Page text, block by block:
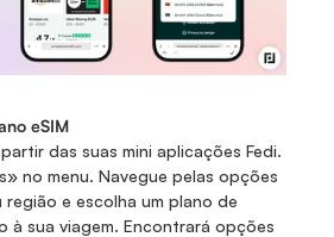
eSIM
das suas mini aplicações Fedi.
no menu. Navegue pelas opções
região e escolha um plano de
à sua viagem. Encontrará opções